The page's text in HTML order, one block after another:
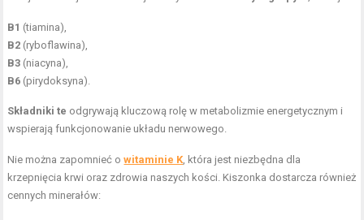
B1 (tiamina),
B2 (ryboflawina),
B3 (niacyna),
B6 (pirydoksyna).
Składniki te odgrywają kluczową rolę w metabolizmie energetycznym i
wspierają funkcjonowanie układu nerwowego.
Nie można zapomnieć owitaminie K, która jest niezbędna dla
krzepnięcia krwi oraz zdrowia naszych kości. Kiszonka dostarcza również
cennych minerałów: